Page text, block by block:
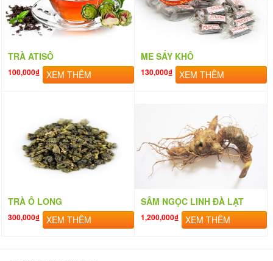
TRÀ ATISÔ
100,000₫ XEM THÊM
ME SẤY KHÔ
130,000₫ XEM THÊM
TRÀ Ô LONG
300,000₫ XEM THÊM
SÂM NGỌC LINH ĐÀ LẠT
1,200,000₫ XEM THÊM